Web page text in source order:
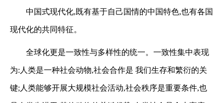
中国式现代化,既有基于自己国情的中国特色,也有各国
现代化的共同特征。
全球化更是一致性与多样性的统一。一致性集中表现
为:人类是一种社会动物,社会合作是 我们生存和繁衍的关
键;人类能够开展大规模社会活动,社会秩序是重要条件,也